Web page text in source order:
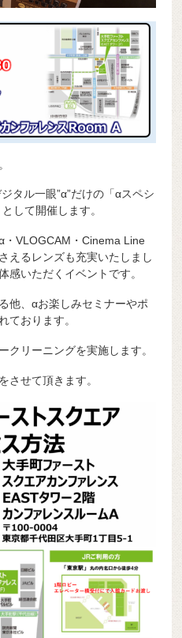
タル一眼”α”だけの「αスペシ
して開催します。
・VLOGCAM・Cinema Line
えるレンズも充実いたしまし
感いただくイベントです。
他、αお楽しみセミナーやポ
ております。
クリーニングを実施します。
させて頂きます。